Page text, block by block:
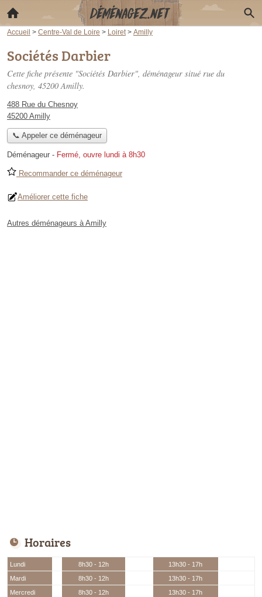
Accueil > Centre-Val de Loire > Loiret > Amilly
Sociétés Darbier
Cette fiche présente "Sociétés Darbier", déménageur situé rue du
chesnoy, 45200 Amilly.
488 Rue du Chesnoy
45200 Amilly
📞 Appeler ce déménageur
Déménageur - Fermé, ouvre lundi à 8h30
Recommander ce déménageur
Améliorer cette fiche
Autres déménageurs à Amilly
Horaires
Lundi 8h30 - 12h
13h30 - 17h
Mardi
8h30 - 12h
13h30 - 17h
Mercredi
8h30 - 12h
13h30 - 17h